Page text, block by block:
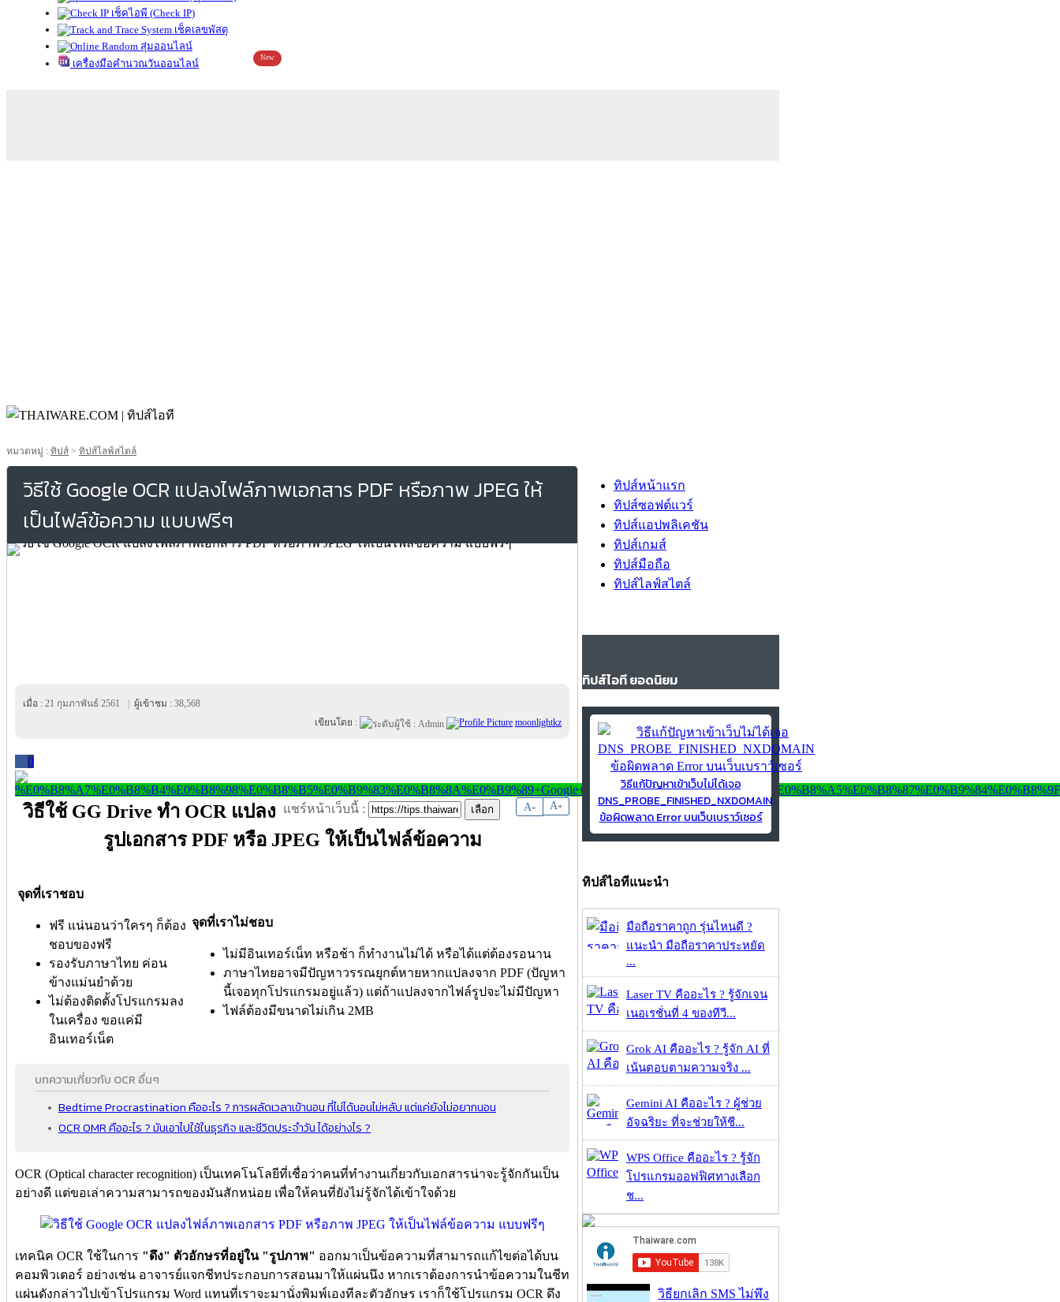
เช็คไอพี (Check IP)
เช็คเลขพัสดุ
สุ่มออนไลน์
เครื่องมือคำนวณวันออนไลน์
New
หมวดหมู่ : ทิปส์ > ทิปส์ไลฟ์สไตล์
วิธีใช้ Google OCR แปลงไฟล์ภาพเอกสาร PDF หรือภาพ JPEG ให้
เป็นไฟล์ข้อความ แบบฟรีๆ
เมื่อ : 21 กุมภาพันธ์ 2561 ผู้เข้าชม : 38,568
เขียนโดย :
moonlightkz
0
A- A+
แชร์หน้าเว็บนี้ :
วิธีใช้ GG Drive ทำ OCR แปลง
รูปเอกสาร PDF หรือ JPEG ให้เป็นไฟล์ข้อความ
จุดที่เราชอบ
ฟรี แน่นอนว่าใครๆ ก็ต้อง
ชอบของฟรี
รองรับภาษาไทย ค่อน
ข้างแม่นยำด้วย
ไม่ต้องติดตั้งโปรแกรมลง
ในเครื่อง ขอแค่มี
อินเทอร์เน็ต
จุดที่เราไม่ชอบ
ไม่มีอินเทอร์เน็ท หรือช้า ก็ทำงานไม่ได้ หรือได้แต่ต้องรอนาน
ภาษาไทยอาจมีปัญหาวรรณยุกต์หายหากแปลงจาก PDF (ปัญหา
นี้เจอทุกโปรแกรมอยู่แล้ว) แต่ถ้าแปลงจากไฟล์รูปจะไม่มีปัญหา
ไฟล์ต้องมีขนาดไม่เกิน 2MB
บทความเกี่ยวกับ OCR อื่นๆ
Bedtime Procrastination คืออะไร ? การผลัดเวลาเข้านอน ที่ไม่ได้นอนไม่หลับ แต่แค่ยังไม่อยากนอน
OCR OMR คืออะไร ? มันเอาไปใช้ในธุรกิจ และชีวิตประจำวัน ได้อย่างไร ?
OCR (Optical character recognition) เป็นเทคโนโลยีที่เชื่อว่าคนที่ทำงานเกี่ยวกับเอกสารน่าจะรู้จักกันเป็น
อย่างดี แต่ขอเล่าความสามารถของมันสักหน่อย เพื่อให้คนที่ยังไม่รู้จักได้เข้าใจด้วย
เทคนิค OCR ใช้ในการ "ดึง" ตัวอักษรที่อยู่ใน "รูปภาพ" ออกมาเป็นข้อความที่สามารถแก้ไขต่อได้บน
คอมพิวเตอร์ อย่างเช่น อาจารย์แจกชีทประกอบการสอนมาให้แผ่นนึง หากเราต้องการนำข้อความในชีท
แผ่นดังกล่าวไปเข้าโปรแกรม Word แทนที่เราจะมานั่งพิมพ์เองทีละตัวอักษร เราก็ใช้โปรแกรม OCR ดึง
ทิปส์หน้าแรก
ทิปส์ซอฟต์แวร์
ทิปส์แอปพลิเคชัน
ทิปส์เกมส์
ทิปส์มือถือ
ทิปส์ไลฟ์สไตล์
ทิปส์ไอที ยอดนิยม
วิธีแก้ปัญหาเข้าเว็บไม่ได้เจอ
DNS_PROBE_FINISHED_NXDOMAIN
ข้อผิดพลาด Error บนเว็บเบราว์เซอร์
ทิปส์ไอทีแนะนำ
มือถือราคาถูก รุ่นไหนดี ?
แนะนำ มือถือราคาประหยัด
...
Laser TV คืออะไร ? รู้จักเจน
เนอเรชั่นที่ 4 ของทีวี...
Grok AI คืออะไร ? รู้จัก AI ที่
เน้นตอบตามความจริง ...
Gemini AI คืออะไร ? ผู้ช่วย
อัจฉริยะ ที่จะช่วยให้ชี...
WPS Office คืออะไร ? รู้จัก
โปรแกรมออฟฟิศทางเลือก
ช...
วิธียกเลิก SMS ไม่พึง